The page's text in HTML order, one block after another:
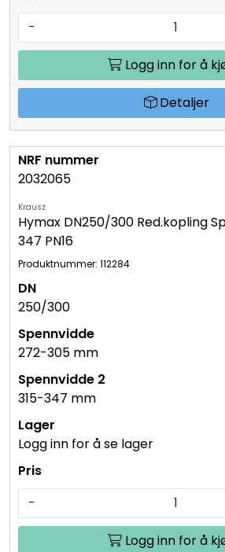
-
Logg inn for å
Detaljer
2032065
Krausz
Hymax DN250/300 Red.kopling
347 PN16
Produktnummer: 112284
250/300
272-305 mm
315-347 mm
Logg inn for å se lager
-
Logg inn for å